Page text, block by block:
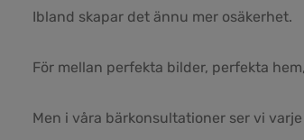
Ibland skapar det ännu mer osäkerhet.
För mellan perfekta bilder, perfekta
Men i våra bärkonsultationer ser vi